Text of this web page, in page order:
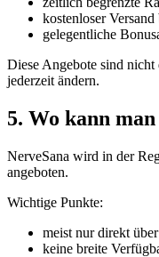
kostenloser
gelegentliche
Diese Angebote sind nicht
jederzeit ändern.
5. Wo kann
NerveSana wird in der
angeboten.
Wichtige Punkte:
meist nur direkt
keine breite